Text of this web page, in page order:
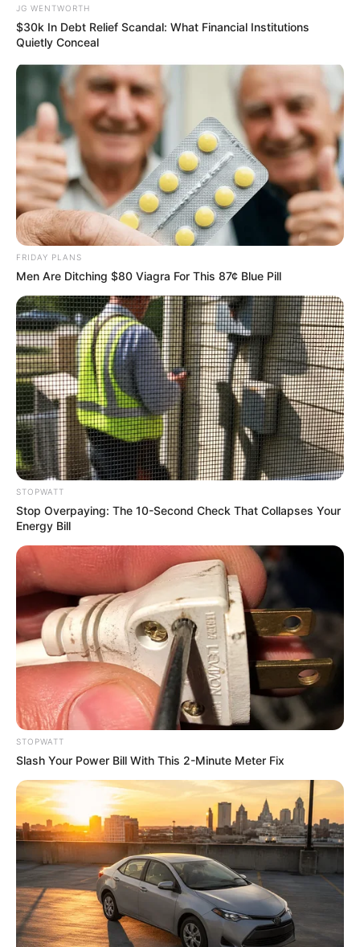
ดูดวงรายวัน ดูเพิ่มเติม
ดูดวงรายวัน
อยากเฮงมาทางนี้ ! อ.บุญลาด แนะ เคล็ด
ลับเสริมดวงวันที่ 1 พ.ค. 69
ดูดวงรายวัน
อ.รักษ์เลขเด็ด งวด 1 – 15 ก.ค. 68
รางวัลใหญ่ใกล้ฉัน จะเป็นของใคร ?
ดูดวงรายวัน
อ.รักษ์เลขเด็ด งวด 2 – 15 พ.ค. 68
รางวัลใหญ่ใกล้ฉัน จะเป็นของใคร ?
MThai เชื่อในสิ่งที่ทำ ทำในสิ่งที่เชื่อ
รับข่าวสารเลขมงคล สถิติเลขดัง ดวงรายวัน รายเดือน รายปี
พร้อมแนะนำวิธีเสริมดวง
ลุ้นรับรางวัลจากกิจกรรมเสริมความเป็นมงคลให้กับตัวท่านเอง
เปิดสมัครสมาชิก (ฟรี) เร็วๆนี้
JG WENTWORTH
$30k In Debt Relief Scandal: What Financial Institutions
Quietly Conceal
FRIDAY PLANS
Men Are Ditching $80 Viagra For This 87¢ Blue Pill
STOPWATT
Stop Overpaying: The 10-Second Check That Collapses Your
Energy Bill
STOPWATT
Slash Your Power Bill With This 2-Minute Meter Fix